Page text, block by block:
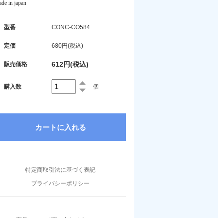
in japan
型番 CONC-CO584
定価 680円(税込)
販売価格 612円(税込)
購入数 個
特定商取引法に基づく表記
プライバシーポリシー